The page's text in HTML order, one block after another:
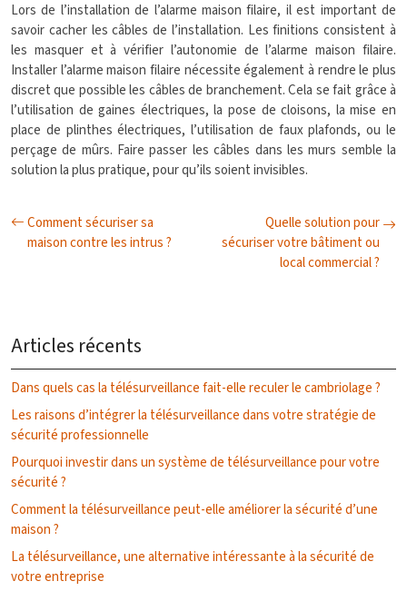
Lors de l’installation de l’alarme maison filaire, il est important de
savoir cacher les câbles de l’installation. Les finitions consistent à
les masquer et à vérifier l’autonomie de l’alarme maison filaire.
Installer l’alarme maison filaire nécessite également à rendre le plus
discret que possible les câbles de branchement. Cela se fait grâce à
l’utilisation de gaines électriques, la pose de cloisons, la mise en
place de plinthes électriques, l’utilisation de faux plafonds, ou le
perçage de mûrs. Faire passer les câbles dans les murs semble la
solution la plus pratique, pour qu’ils soient invisibles.
Comment sécuriser sa
maison contre les intrus ?
Quelle solution pour
sécuriser votre bâtiment ou
local commercial ?
Articles récents
Dans quels cas la télésurveillance fait-elle reculer le cambriolage ?
Les raisons d’intégrer la télésurveillance dans votre stratégie de
sécurité professionnelle
Pourquoi investir dans un système de télésurveillance pour votre
sécurité ?
Comment la télésurveillance peut-elle améliorer la sécurité d’une
maison ?
La télésurveillance, une alternative intéressante à la sécurité de
votre entreprise